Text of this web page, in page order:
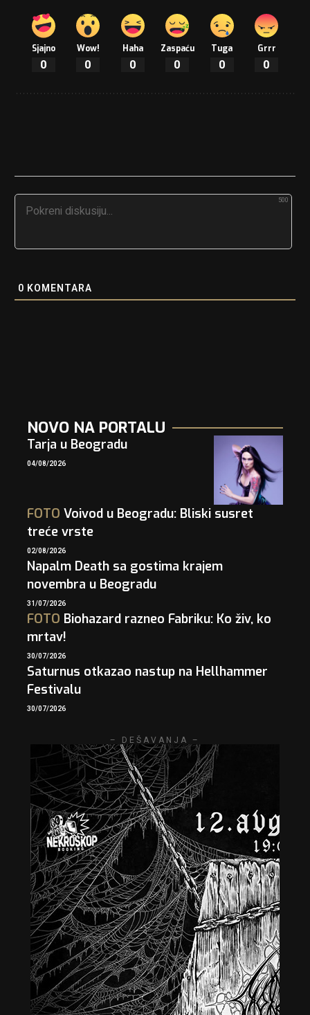
Sjajno
0
Wow!
0
Haha
0
Zaspaću
0
Tuga
0
Grrr
0
500
0 KOMENTARA
NOVO NA PORTALU
Tarja u Beogradu
04/08/2026
FOTO Voivod u Beogradu: Bliski susret
treće vrste
02/08/2026
Napalm Death sa gostima krajem
novembra u Beogradu
31/07/2026
FOTO Biohazard razneo Fabriku: Ko živ, ko
mrtav!
30/07/2026
Saturnus otkazao nastup na Hellhammer
Festivalu
30/07/2026
– DEŠAVANJA –